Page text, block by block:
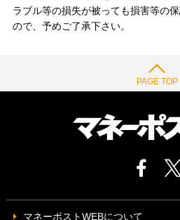
ラブル等の損失が被っても損害等の
ので、予めご了承下さい。
PAGE TOP
マネーポストWEBについて